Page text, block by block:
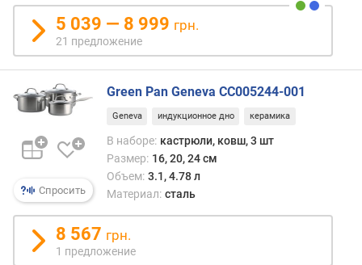
п
о
д
а
е
д
б
а
л
е
н
и
5 039 — 8 999 грн.
21 предложение
Спросить
Green Pan Geneva CC005244-001
Geneva индукционное дно керамика
В наборе: кастрюли, ковш, 3 шт
Размер: 16, 20, 24 см
Объем: 3.1, 4.78 л
Материал: сталь
8 567 грн.
1 предложение